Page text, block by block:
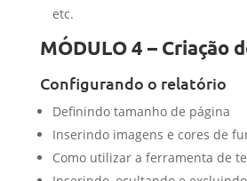
etc.
MÓDULO 4 – Criação
Configurando o relatório
Definindo tamanho de página
Inserindo imagens e cores de
Como utilizar a ferramenta de